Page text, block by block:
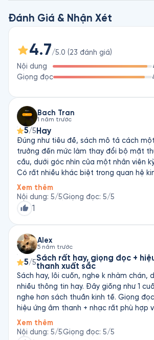
đang bế tắc có thể tìm thấy lối đi cũng
Đánh Giá & Nhận Xét
4.7/5.0 (23 đánh giá)
Nội dung
Giọng đọc
Bach Tran
1 năm trước
5/5 Hay
Đúng như tiêu đề, sách mô tả cách
trưởng đến mức làm thay đổi bộ mặt
cầu, dưới góc nhìn của một nhân viên
Có rất nhiều khác biệt trong quan hệ
phương tây và TQ, khá bổ ích cho thị
Xem thêm
Nội dung: 5/5Giọng đọc: 5/5
1
Alex
5 năm trước
5/5Sách rất hay, giọng đọc +
thanh xuất sắc
Sách hay, lôi cuốn, nghe k nhàm chán,
nhiều thông tin hay. Đây giống như 1
nghe hơn sách thuần kinh tế. Giọng
hiệu ứng âm thanh + nhạc rất phù hợp
sự rất thích cuốn này.
Xem thêm
Nội dung: 5/5Giọng đọc: 5/5